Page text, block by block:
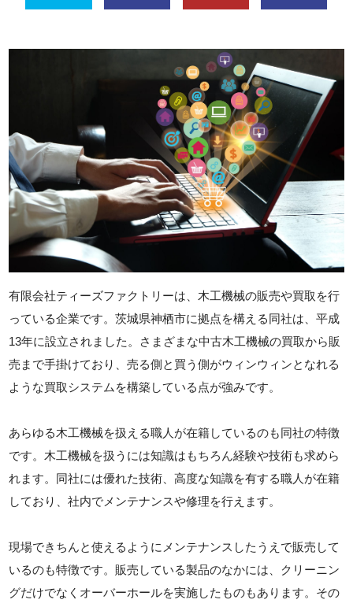
有限会社ティーズファクトリーは、木工機械の販売や買取を行
っている企業です。茨城県神栖市に拠点を構える同社は、平成
13年に設立されました。さまざまな中古木工機械の買取から販
売まで手掛けており、売る側と買う側がウィンウィンとなれる
ような買取システムを構築している点が強みです。
あらゆる木工機械を扱える職人が在籍しているのも同社の特徴
です。木工機械を扱うには知識はもちろん経験や技術も求めら
れます。同社には優れた技術、高度な知識を有する職人が在籍
しており、社内でメンテナンスや修理を行えます。
現場できちんと使えるようにメンテナンスしたうえで販売して
いるのも特徴です。販売している製品のなかには、クリーニン
グだけでなくオーバーホールを実施したものもあります。その